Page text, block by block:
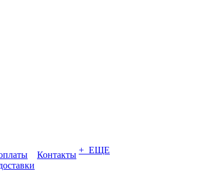
Контакты + ЕЩЕ